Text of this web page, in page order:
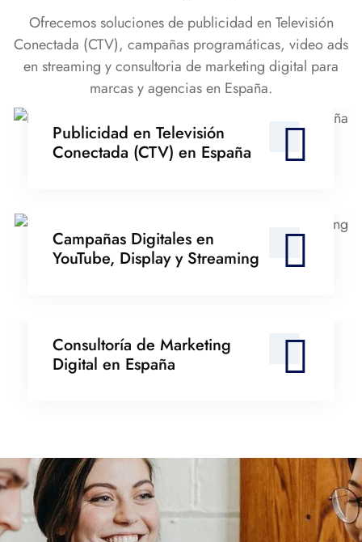
Ofrecemos soluciones de publicidad en Televisión
Conectada (CTV), campañas programáticas, video ads
en streaming y consultoria de marketing digital para
marcas y agencias en España.
Publicidad en Televisión
Conectada (CTV) en España
Publicidad en Televisión
Conectada (CTV) en
España
Campañas Digitales en
YouTube, Display y Streaming
Consultoría de Marketing
Digital en España